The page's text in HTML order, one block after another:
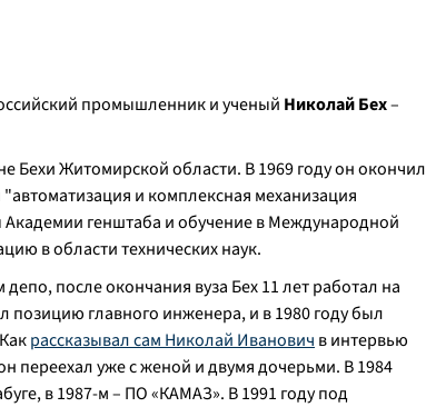
промышленник и ученый Николай Бех–
Бехи Житомирской области. В 1969 году он окончил
и комплексная механизация
генштаба и обучение в Международной
в области технических наук.
после окончания вуза Бех 11 лет работал на
позицию главного инженера, и в 1980 году был
рассказывал сам Николай Иванович в интервью
переехал уже с женой и двумя дочерьми. В 1984
в 1987-м – ПО «КАМАЗ». В 1991 году под